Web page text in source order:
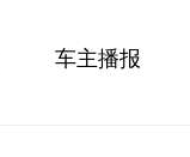
车主播报